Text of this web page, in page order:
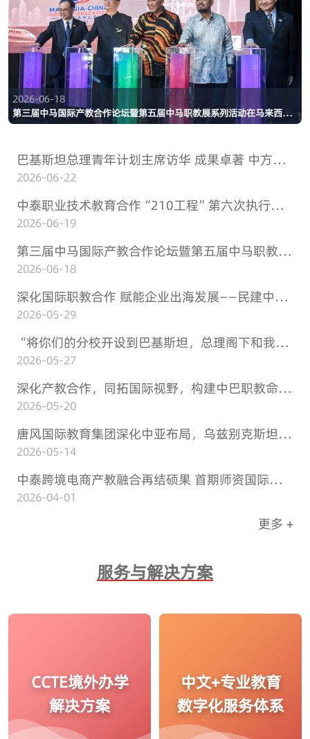
2026-06-18
第三届中马国际产教合作论坛暨第五届中马职教展系列活动在马来西亚成功举办
巴基斯坦总理青年计划主席访华 成果卓著 中方秘书处在京成立
2026-06-22
中泰职业技术教育合作“210工程”第六次执行工作会议暨 第二届“中国—泰国职业教育展”在泰国曼谷成功举办
2026-06-19
第三届中马国际产教合作论坛暨第五届中马职教展系列活动在马来西亚成功举办
2026-06-18
深化国际职教合作 赋能企业出海发展——民建中央外联委第三组赴唐风国际教育集团开展考察交流活动
2026-05-29
“将你们的分校开设到巴基斯坦，总理阁下和我本人会全力支持！”——巴基斯坦总理夏巴兹·谢里夫访华期间中巴产教交流研讨会在杭成功举办
2026-05-27
深化产教合作，同拓国际视野，构建中巴职教命运共同体
2026-05-20
唐风国际教育集团深化中亚布局，乌兹别克斯坦出访成果丰硕携手共建产教融合新生态，推动中乌、中吉教育合作走深走实
2026-05-14
中泰跨境电商产教融合再结硕果 首期师资国际研修班成功举办 四方联动打造跨境电商人才培养新生态
2026-04-01
更多 +
服务与解决方案
CCTE境外办学
解决方案
中文+专业教育
数字化服务体系